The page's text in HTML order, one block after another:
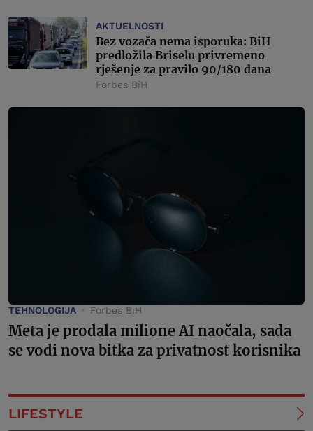
AKTUELNOSTI
Bez vozača nema isporuka: BiH
predložila Briselu privremeno
rješenje za pravilo 90/180 dana
Forbes BiH
TEHNOLOGIJA Forbes BiH
Meta je prodala milione AI naočala, sada
se vodi nova bitka za privatnost korisnika
LIFESTYLE